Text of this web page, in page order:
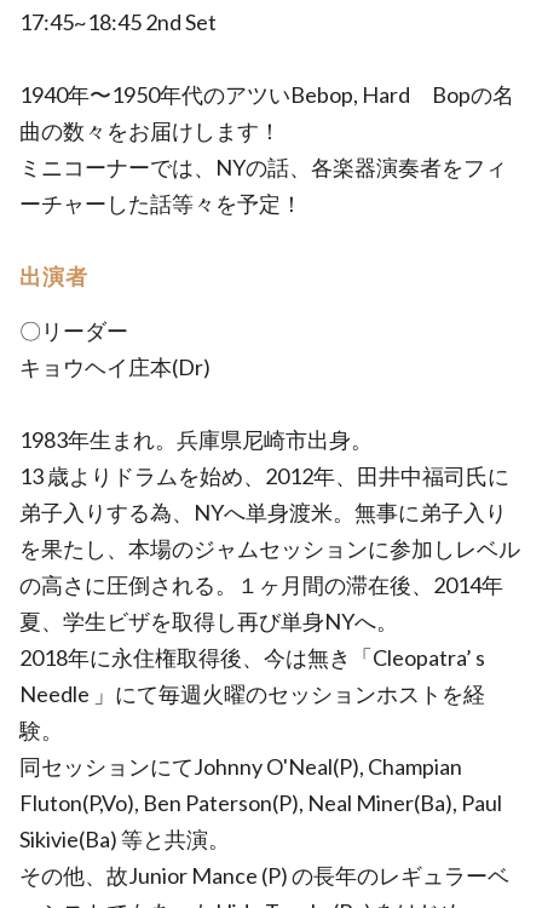
17:45~18:45 2nd Set
1940年〜1950年代のアツいBebop, Hard Bopの名
曲の数々をお届けします！
ミニコーナーでは、NYの話、各楽器演奏者をフィ
ーチャーした話等々を予定！
出演者
〇リーダー
キョウヘイ庄本(Dr)
1983年生まれ。兵庫県尼崎市出身。
13 歳よりドラムを始め、2012年、田井中福司氏に
弟子入りする為、NYへ単身渡米。無事に弟子入り
を果たし、本場のジャムセッションに参加しレベル
の高さに圧倒される。１ヶ月間の滞在後、2014年
夏、学生ビザを取得し再び単身NYへ。
2018年に永住権取得後、今は無き「Cleopatra’ s
Needle 」にて毎週火曜のセッションホストを経
験。
同セッションにてJohnny O'Neal(P), Champian
Fluton(P,Vo), Ben Paterson(P), Neal Miner(Ba), Paul
Sikivie(Ba) 等と共演。
その他、故Junior Mance (P) の長年のレギュラーベ